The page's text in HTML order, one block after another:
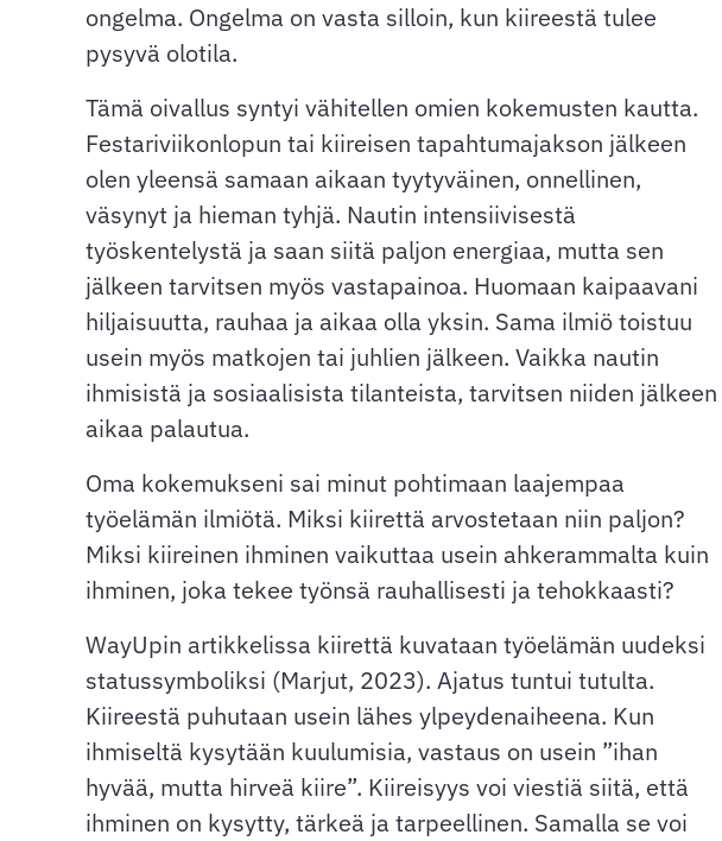
ongelma. Ongelma on vasta silloin, kun kiireestä tulee
pysyvä olotila.
Tämä oivallus syntyi vähitellen omien kokemusten kautta.
Festariviikonlopun tai kiireisen tapahtumajakson jälkeen
olen yleensä samaan aikaan tyytyväinen, onnellinen,
väsynyt ja hieman tyhjä. Nautin intensiivisestä
työskentelystä ja saan siitä paljon energiaa, mutta sen
jälkeen tarvitsen myös vastapainoa. Huomaan kaipaavani
hiljaisuutta, rauhaa ja aikaa olla yksin. Sama ilmiö toistuu
usein myös matkojen tai juhlien jälkeen. Vaikka nautin
ihmisistä ja sosiaalisista tilanteista, tarvitsen niiden jälkeen
aikaa palautua.
Oma kokemukseni sai minut pohtimaan laajempaa
työelämän ilmiötä. Miksi kiirettä arvostetaan niin paljon?
Miksi kiireinen ihminen vaikuttaa usein ahkerammalta kuin
ihminen, joka tekee työnsä rauhallisesti ja tehokkaasti?
WayUpin artikkelissa kiirettä kuvataan työelämän uudeksi
statussymboliksi (Marjut, 2023). Ajatus tuntui tutulta.
Kiireestä puhutaan usein lähes ylpeydenaiheena. Kun
ihmiseltä kysytään kuulumisia, vastaus on usein ”ihan
hyvää, mutta hirveä kiire”. Kiireisyys voi viestiä siitä, että
ihminen on kysytty, tärkeä ja tarpeellinen. Samalla se voi